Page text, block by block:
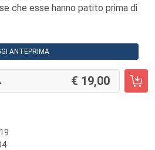
che esse hanno patito prima di
ANTEPRIMA
19,00